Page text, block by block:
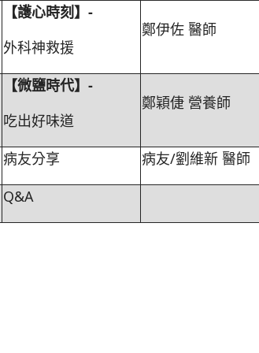
【護心時刻】-
外科神救援
鄭伊佐 醫師
【微鹽時代】-
吃出好味道
鄭穎倢 營養師
病友分享
病友/劉維新 醫師
Q&A